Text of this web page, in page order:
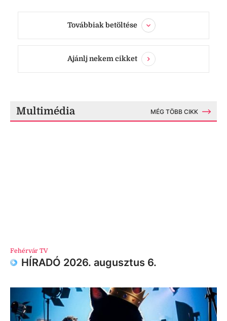
Továbbiak betöltése
Ajánlj nekem cikket
Multimédia MÉG TÖBB CIKK
Fehérvár TV
HÍRADÓ 2026. augusztus 6.